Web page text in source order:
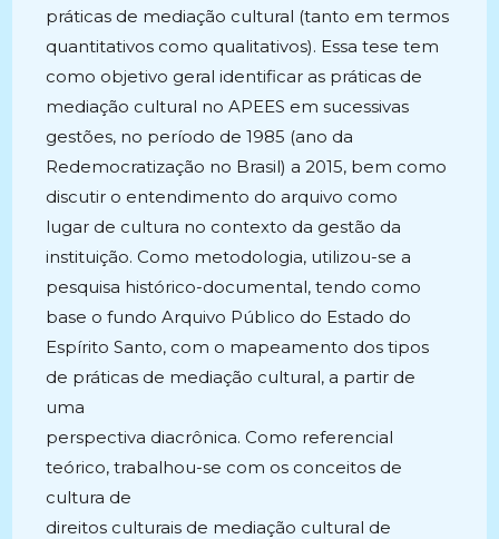
práticas de mediação cultural (tanto em termos
quantitativos como qualitativos). Essa tese tem
como objetivo geral identificar as práticas de
mediação cultural no APEES em sucessivas
gestões, no período de 1985 (ano da
Redemocratização no Brasil) a 2015, bem como
discutir o entendimento do arquivo como
lugar de cultura no contexto da gestão da
instituição. Como metodologia, utilizou-se a
pesquisa histórico-documental, tendo como
base o fundo Arquivo Público do Estado do
Espírito Santo, com o mapeamento dos tipos
de práticas de mediação cultural, a partir de
uma
perspectiva diacrônica. Como referencial
teórico, trabalhou-se com os conceitos de
cultura de
direitos culturais de mediação cultural de